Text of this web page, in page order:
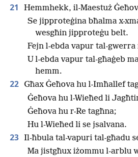
21
Hemmhekk, il-Maestuż
Se jipproteġina bħalma x-
wesgħin jipproteġu belt.
Fejn l-ebda vapur tal-gwerra
U l-ebda vapur tal-għaġeb
hemm.
22 Għax Ġeħova hu l-Imħallef
Ġeħova hu l-Wieħed li
Ġeħova hu r-Re tagħna;
Hu l-Wieħed li se jsalvana.
23 Il-ħbula tal-vapuri tal-għadu
Ma jistgħux iżommu l-arblu